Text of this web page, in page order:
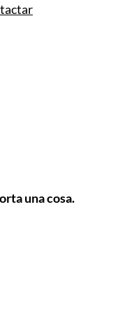
una cosa.